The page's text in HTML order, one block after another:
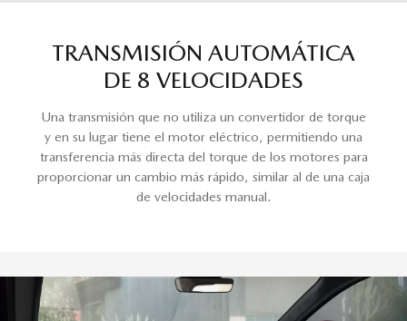
TRANSMISIÓN AUTOMÁTICA
DE 8 VELOCIDADES
Una transmisión que no utiliza un convertidor de torque
y en su lugar tiene el motor eléctrico, permitiendo una
transferencia más directa del torque de los motores para
proporcionar un cambio más rápido, similar al de una caja
de velocidades manual.